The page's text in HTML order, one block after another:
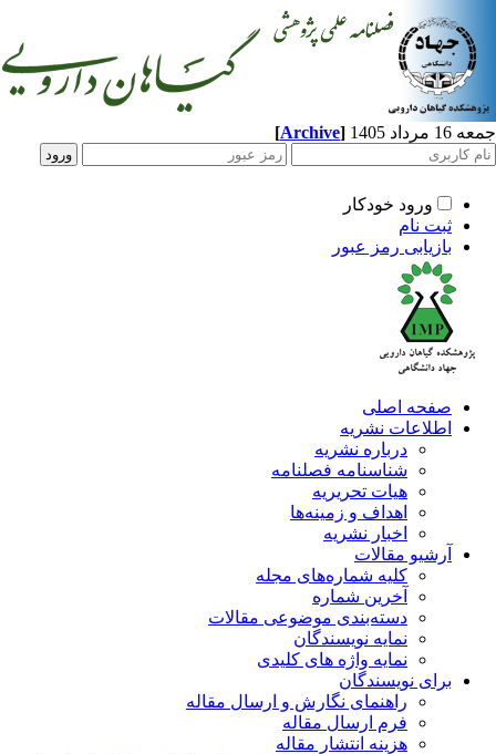
1405
[Archive]
ورود خودکار
ثبت نام
بازیابی رمز عبور
صفحه اصلی
اطلاعات نشریه
درباره نشریه
شناسنامه فصلنامه
هیات تحریریه
اهداف و زمینه‌ها
اخبار نشریه
آرشیو مقالات
کلیه شماره‌های مجله
آخرین شماره
دسته‌بندی موضوعی مقالات
نمایه نویسندگان
نمایه واژه های کلیدی
برای نویسندگان
راهنمای نگارش و ارسال مقاله
فرم ارسال مقاله
هزینه انتشار مقاله